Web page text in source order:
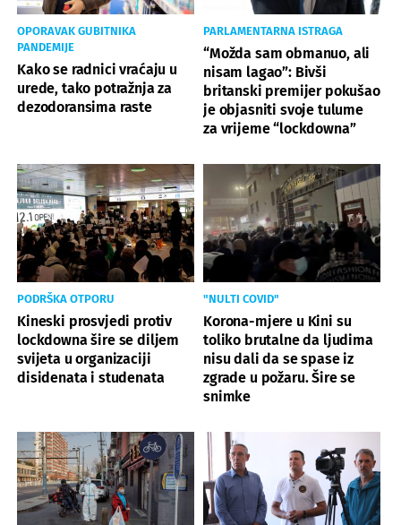
OPORAVAK GUBITNIKA
PANDEMIJE
Kako se radnici vraćaju u
urede, tako potražnja za
dezodoransima raste
PARLAMENTARNA ISTRAGA
“Možda sam obmanuo, ali
nisam lagao”: Bivši
britanski premijer pokušao
je objasniti svoje tulume
za vrijeme “lockdowna”
PODRŠKA OTPORU
Kineski prosvjedi protiv
lockdowna šire se diljem
svijeta u organizaciji
disidenata i studenata
"NULTI COVID"
Korona-mjere u Kini su
toliko brutalne da ljudima
nisu dali da se spase iz
zgrade u požaru. Šire se
snimke